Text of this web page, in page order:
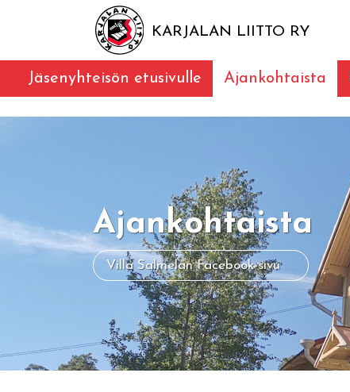
KARJALAN LIITTO RY
Jäsenyhteisön etusivulle Ajankohtaista
Ajankohtaista
Villa Salmelan Facebook-sivu